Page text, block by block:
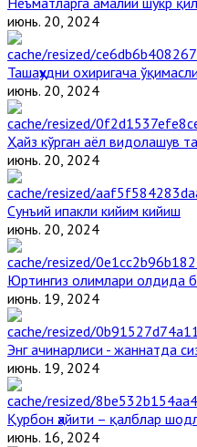
июнь. 20, 2024
Ташаҳҳудни охиригача
июнь. 20, 2024
Ҳайз кўрган аёл видолашув
июнь. 20, 2024
Сунъий ипакли кийим кийиш
июнь. 20, 2024
Юртингиз олимлари олдида
июнь. 19, 2024
Энг ачинарлиси - жаннатда
июнь. 19, 2024
Қурбон ҳайити – қалблар
июнь. 16, 2024